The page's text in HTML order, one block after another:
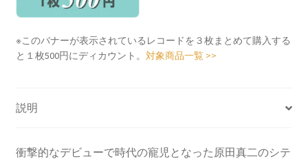
ー
[LP]
個
※このバナーが表示されているレコードを３枚まとめて購入する
と１枚500円にディカウント。 対象商品一覧 >>
説明
衝撃的なデビューで時代の寵児となった原田真二のシテ